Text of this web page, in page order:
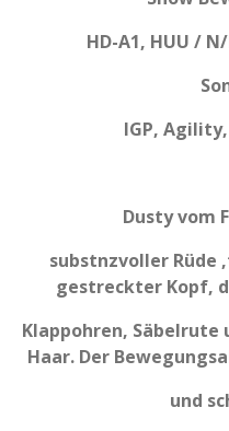
HD-A1, HUU /
IGP,
Dusty vom
substnzvoller Rüde
gestreckter Kopf,
Klappohren, Säbelrute
Haar. Der
und